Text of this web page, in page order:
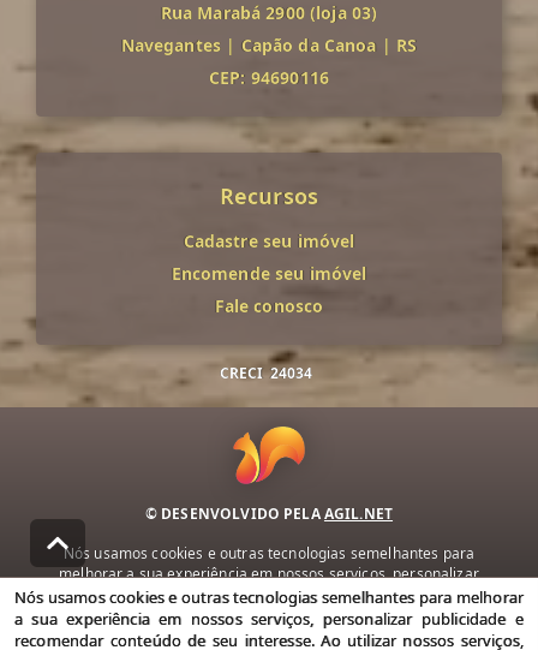
Rua Marabá 2900 (loja 03)
Navegantes | Capão da Canoa | RS
CEP: 94690116
Recursos
Cadastre seu imóvel
Encomende seu imóvel
Fale conosco
CRECI 24034
© DESENVOLVIDO PELAAGIL.NET
Nós usamos cookies e outras tecnologias semelhantes para
melhorar a sua experiência em nossos serviços, personalizar
publicidade e recomendar conteúdo de seu interesse. Ao utilizar
nossos serviços, você concorda com nossa política de privacidade e
termos de uso.
Nós usamos cookies e outras tecnologias semelhantes para melhorar
a sua experiência em nossos serviços, personalizar publicidade e
recomendar conteúdo de seu interesse. Ao utilizar nossos serviços,